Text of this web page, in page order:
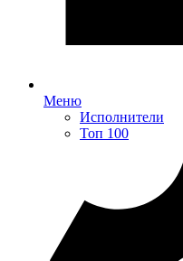
Меню
Исполнители
Топ 100